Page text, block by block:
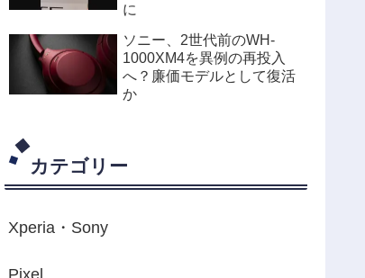
に
ソニー、2世代前のWH-
1000XM4を異例の再投入
へ？廉価モデルとして復活
か
カテゴリー
Xperia・Sony